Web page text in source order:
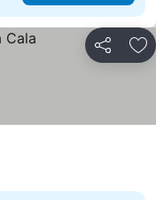
Sdílet